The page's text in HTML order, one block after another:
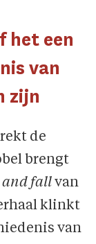
het een
van
zijn
de
brengt
and fall van
klinkt
van